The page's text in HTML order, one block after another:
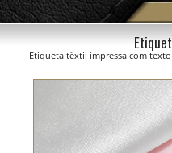
Etiqueta têxtil impressa com